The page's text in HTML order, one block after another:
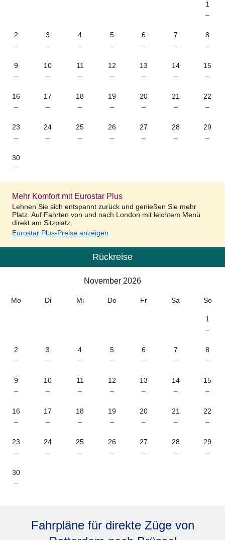
1
–
2
–
3
–
4
–
5
–
6
–
7
–
8
–
9
–
10
–
11
–
12
–
13
–
14
–
15
–
16
–
17
–
18
–
19
–
20
–
21
–
22
–
23
–
24
–
25
–
26
–
27
–
28
–
29
–
30
–
Mehr Komfort mit Eurostar Plus
Lehnen Sie sich entspannt zurück und genießen Sie mehr
Platz. Auf Fahrten von und nach London mit leichtem Menü
direkt am Sitzplatz.
Eurostar Plus-Preise anzeigen
Kalender
Rückreise
November 2026
Mo Di Mi Do Fr Sa So
1
–
2
–
3
–
4
–
5
–
6
–
7
–
8
–
9
–
10
–
11
–
12
–
13
–
14
–
15
–
16
–
17
–
18
–
19
–
20
–
21
–
22
–
23
–
24
–
25
–
26
–
27
–
28
–
29
–
30
–
Fahrpläne für direkte Züge von